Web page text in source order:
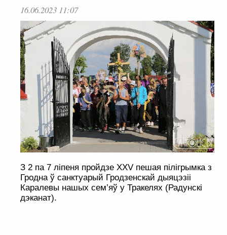
16.06.2023 11:07
З 2 па 7 ліпеня пройдзе XXV пешая пілігрымка з
Гродна ў санктуарый Гродзенскай дыяцэзіі
Каралевы нашых сем’яў у Тракелях (Радунскі
дэканат).